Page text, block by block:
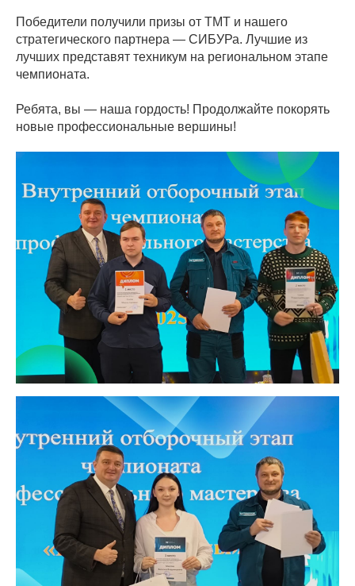
Победители получили призы от ТМТ и нашего
стратегического партнера — СИБУРа. Лучшие из
лучших представят техникум на региональном этапе
чемпионата.
Ребята, вы — наша гордость! Продолжайте покорять
новые профессиональные вершины!